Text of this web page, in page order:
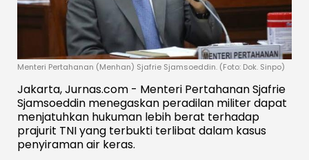
Menteri Pertahanan (Menhan) Sjafrie Sjamsoeddin. (Foto: Dok. Sinpo)
Jakarta, Jurnas.com - Menteri Pertahanan Sjafrie
Sjamsoeddin menegaskan peradilan militer dapat
menjatuhkan hukuman lebih berat terhadap
prajurit TNI yang terbukti terlibat dalam kasus
penyiraman air keras.